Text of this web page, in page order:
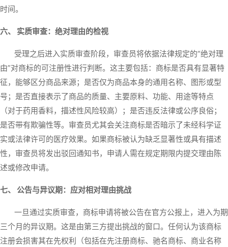
时间。
六、 实质审查：绝对理由的检视
受理之后进入实质审查阶段，审查员将依据法律规定的“绝对理
由”对商标的可注册性进行判断。这主要包括：商标是否具有显著特
征，能够区分商品来源；是否仅为商品本身的通用名称、图形或型
号；是否直接表示了商品的质量、主要原料、功能、用途等特点
（对于药用香料，描述性风险较高）；是否违反法律或公序良俗；
是否带有欺骗性等。审查员尤其会关注商标是否暗示了未经科学证
实或法律许可的医疗效果。如果商标被认为缺乏显著性或具有描述
性，审查员将发出驳回通知书，申请人需在规定期限内提交理由陈
述或修改申请。
七、 公告与异议期：应对相对理由挑战
一旦通过实质审查，商标申请将被公告在官方公报上，进入为期
三个月的异议期。这是由第三方提出挑战的窗口。任何认为该商标
注册会损害其在先权利（包括在先注册商标、驰名商标、商业名称